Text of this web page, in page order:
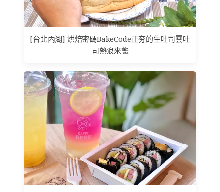
[台北內湖] 烘焙密碼BakeCode正夯的生吐司雲吐
司熱浪來襲